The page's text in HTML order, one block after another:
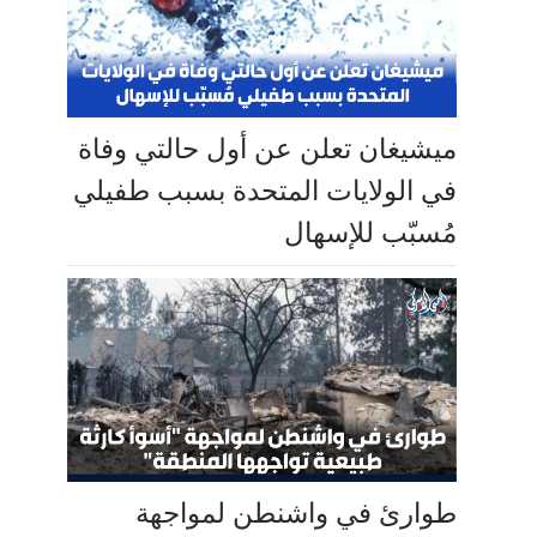
ميشيغان تعلن عن أول حالتي وفاة
في الولايات المتحدة بسبب طفيلي
مُسبّب للإسهال
طوارئ في واشنطن لمواجهة